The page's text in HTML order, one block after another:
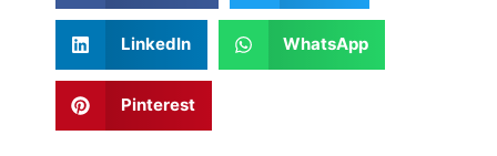
LinkedIn WhatsApp
Pinterest